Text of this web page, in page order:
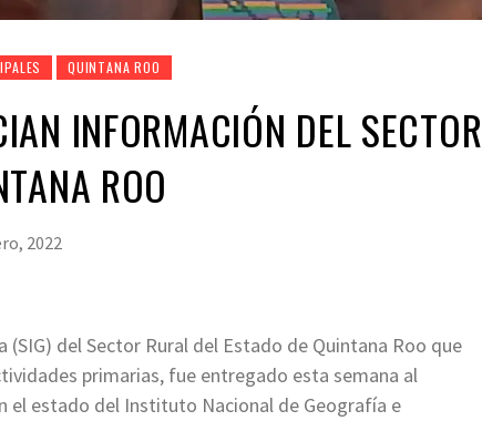
QUINTANA ROO
INFORMACIÓN DEL SECTOR
ROO
2022
del Sector Rural del Estado de Quintana Roo que
primarias, fue entregado esta semana al
el estado del Instituto Nacional de Geografía e